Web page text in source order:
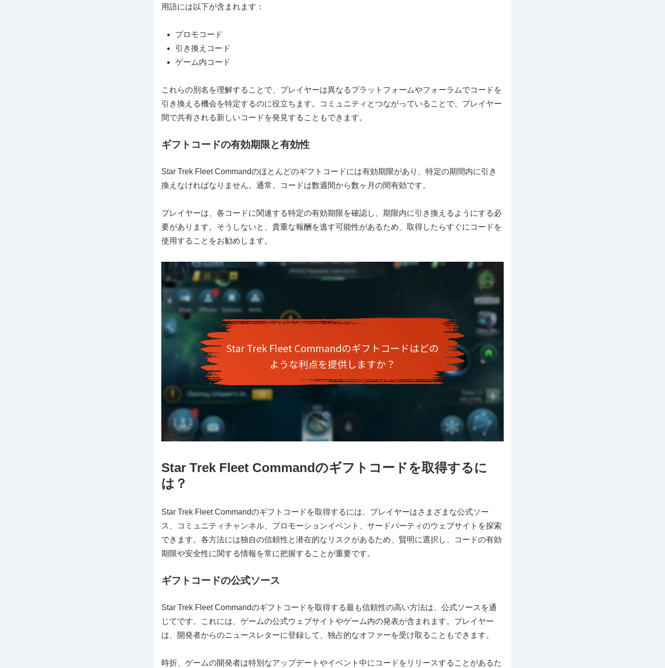
用語には以下が含まれます：
プロモコード
引き換えコード
ゲーム内コード
これらの別名を理解することで、プレイヤーは異なるプラットフォームやフォーラムでコードを
引き換える機会を特定するのに役立ちます。コミュニティとつながっていることで、プレイヤー
間で共有される新しいコードを発見することもできます。
ギフトコードの有効期限と有効性
Star Trek Fleet Commandのほとんどのギフトコードには有効期限があり、特定の期間内に引き
換えなければなりません。通常、コードは数週間から数ヶ月の間有効です。
プレイヤーは、各コードに関連する特定の有効期限を確認し、期限内に引き換えるようにする必
要があります。そうしないと、貴重な報酬を逃す可能性があるため、取得したらすぐにコードを
使用することをお勧めします。
Star Trek Fleet Commandのギフトコードを取得するに
は？
Star Trek Fleet Commandのギフトコードを取得するには、プレイヤーはさまざまな公式ソー
ス、コミュニティチャンネル、プロモーションイベント、サードパーティのウェブサイトを探索
できます。各方法には独自の信頼性と潜在的なリスクがあるため、賢明に選択し、コードの有効
期限や安全性に関する情報を常に把握することが重要です。
ギフトコードの公式ソース
Star Trek Fleet Commandのギフトコードを取得する最も信頼性の高い方法は、公式ソースを通
じてです。これには、ゲームの公式ウェブサイトやゲーム内の発表が含まれます。プレイヤー
は、開発者からのニュースレターに登録して、独占的なオファーを受け取ることもできます。
時折、ゲームの開発者は特別なアップデートやイベント中にコードをリリースすることがあるた